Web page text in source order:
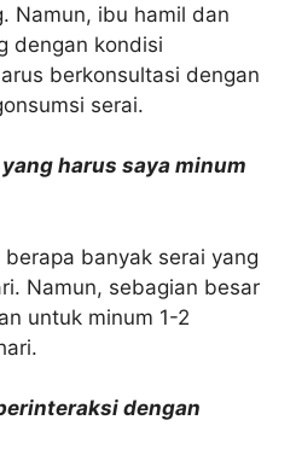
Namun, ibu hamil dan
dengan kondisi
berkonsultasi dengan
serai.
harus saya minum
banyak serai yang
Namun, sebagian besar
untuk minum 1-2
dengan